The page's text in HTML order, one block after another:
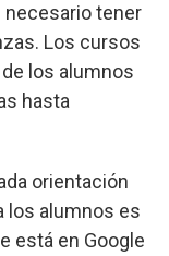
necesario tener
Los cursos
los alumnos
hasta
orientación
los alumnos es
está en Google